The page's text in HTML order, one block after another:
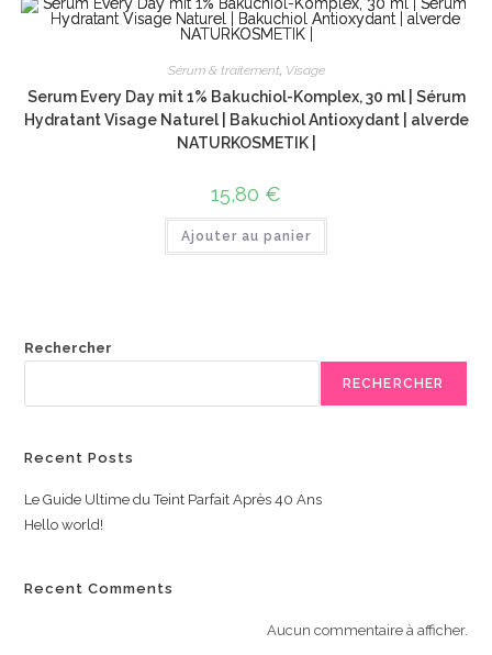
Sérum & traitement, Visage
Serum Every Day mit 1% Bakuchiol-Komplex, 30 ml | Sérum
Hydratant Visage Naturel | Bakuchiol Antioxydant | alverde
NATURKOSMETIK |
15,80 €
Ajouter au panier
Rechercher
RECHERCHER
Recent Posts
Le Guide Ultime du Teint Parfait Après 40 Ans
Hello world!
Recent Comments
Aucun commentaire à afficher.